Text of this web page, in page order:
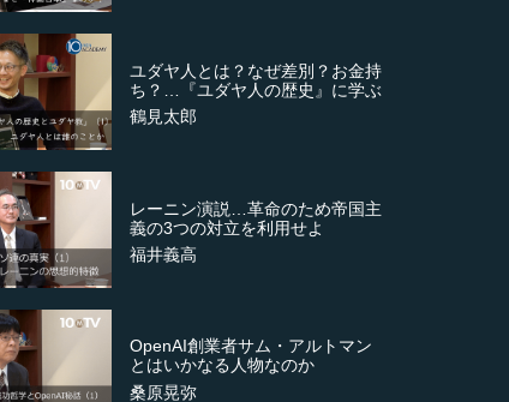
ユダヤ人とは？なぜ差別？お金持
ち？…『ユダヤ人の歴史』に学ぶ
鶴見太郎
レーニン演説…革命のため帝国主
義の3つの対立を利用せよ
福井義高
OpenAI創業者サム・アルトマン
とはいかなる人物なのか
桑原晃弥